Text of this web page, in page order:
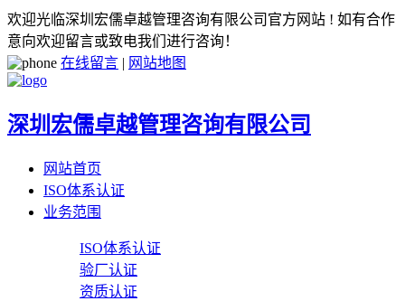
欢迎光临深圳宏儒卓越管理咨询有限公司官方网站 ! 如有合作
意向欢迎留言或致电我们进行咨询！
在线留言 | 网站地图
深圳宏儒卓越管理咨询有限公司
网站首页
ISO体系认证
业务范围
ISO体系认证
验厂认证
资质认证